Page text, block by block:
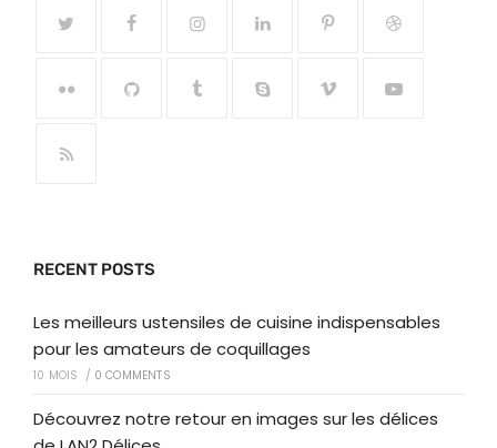
RECENT POSTS
Les meilleurs ustensiles de cuisine indispensables
pour les amateurs de coquillages
10 MOIS / 0 COMMENTS
Découvrez notre retour en images sur les délices